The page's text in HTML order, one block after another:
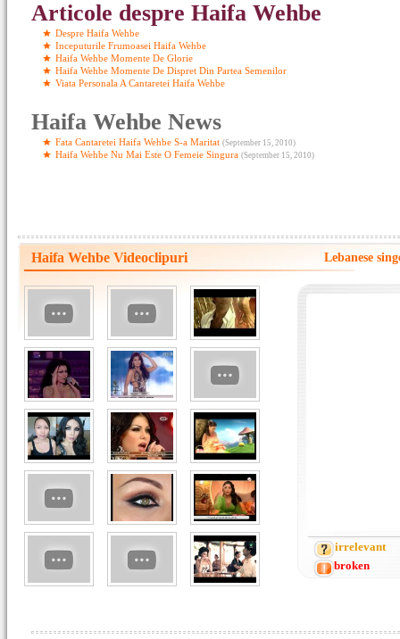
Articole despre Haifa Wehbe
Despre Haifa Wehbe
Inceputurile Frumoasei Haifa Wehbe
Haifa Wehbe Momente De Glorie
Haifa Wehbe Momente De Dispret Din Partea Semenilor
Viata Personala A Cantaretei Haifa Wehbe
Haifa Wehbe News
Fata Cantaretei Haifa Wehbe S-a Maritat (September 15, 2010)
Haifa Wehbe Nu Mai Este O Femeie Singura (September 15, 2010)
Haifa Wehbe Videoclipuri Lebanese
irrelevant
broken